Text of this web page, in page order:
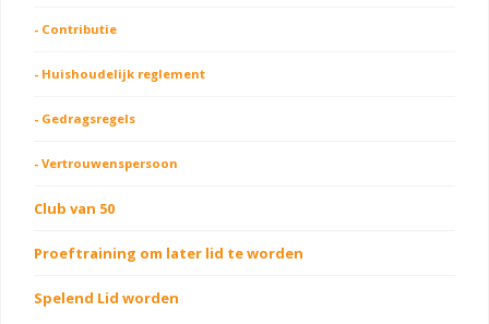
- Contributie
- Huishoudelijk reglement
- Gedragsregels
- Vertrouwenspersoon
Club van 50
Proeftraining om later lid te worden
Spelend Lid worden